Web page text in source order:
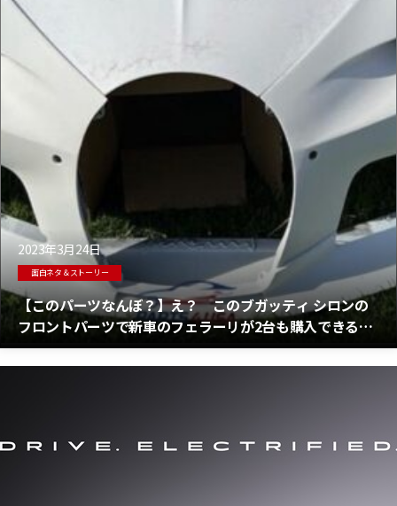
2023年3月24日
面白ネタ＆ストーリー
【このパーツなんぼ？】え？ このブガッティ シロンの
フロントパーツで新車のフェラーリが2台も購入できる
の？ 絶句＆馬鹿げてる！